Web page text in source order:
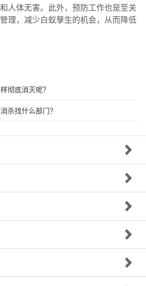
人体无害。此外，预防工作也是至关
理，减少白蚁孳生的机会，从而降低
彻底消灭呢？
杀找什么部门？